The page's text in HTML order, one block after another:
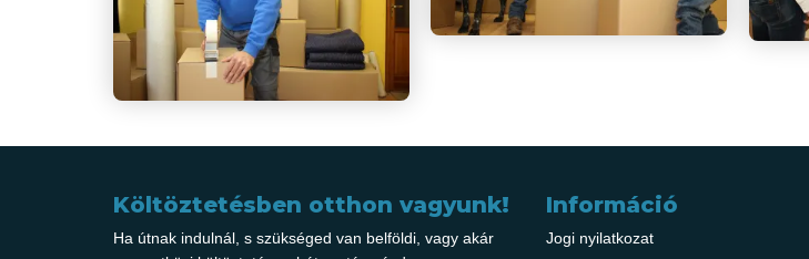
Költöztetésben otthon vagyunk!
Ha útnak indulnál, s szükséged van belföldi, vagy akár
Információ
Jogi nyilatkozat